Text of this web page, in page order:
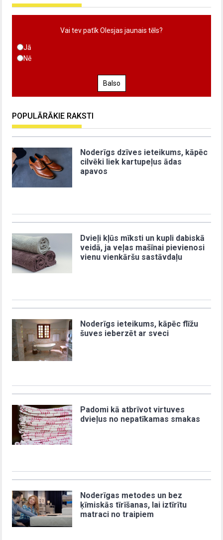
Vai tev patīk Olesjas jaunais tēls?
Jā
Nē
Balso
POPULĀRĀKIE RAKSTI
Noderīgs dzīves ieteikums, kāpēc
cilvēki liek kartupeļus ādas
apavos
Dvieļi kļūs mīksti un kupli dabiskā
veidā, ja veļas mašīnai pievienosi
vienu vienkāršu sastāvdaļu
Noderīgs ieteikums, kāpēc flīžu
šuves ieberzēt ar sveci
Padomi kā atbrīvot virtuves
dvieļus no nepatīkamas smakas
Noderīgas metodes un bez
ķīmiskās tīrīšanas, lai iztīrītu
matraci no traipiem